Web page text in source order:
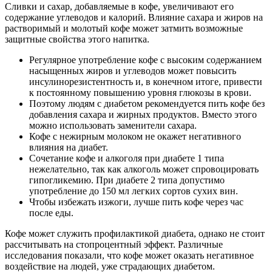
Сливки и сахар, добавляемые в кофе, увеличивают его
содержание углеводов и калорий. Влияние сахара и жиров на
растворимый и молотый кофе может затмить возможные
защитные свойства этого напитка.
Регулярное употребление кофе с высоким содержанием
насыщенных жиров и углеводов может повысить
инсулинорезистентность и, в конечном итоге, привести
к постоянному повышению уровня глюкозы в крови.
Поэтому людям с диабетом рекомендуется пить кофе без
добавления сахара и жирных продуктов. Вместо этого
можно использовать заменители сахара.
Кофе с нежирным молоком не окажет негативного
влияния на диабет.
Сочетание кофе и алкоголя при диабете 1 типа
нежелательно, так как алкоголь может спровоцировать
гипогликемию. При диабете 2 типа допустимо
употребление до 150 мл легких сортов сухих вин.
Чтобы избежать изжоги, лучше пить кофе через час
после еды.
Кофе может служить профилактикой диабета, однако не стоит
рассчитывать на стопроцентный эффект. Различные
исследования показали, что кофе может оказать негативное
воздействие на людей, уже страдающих диабетом.